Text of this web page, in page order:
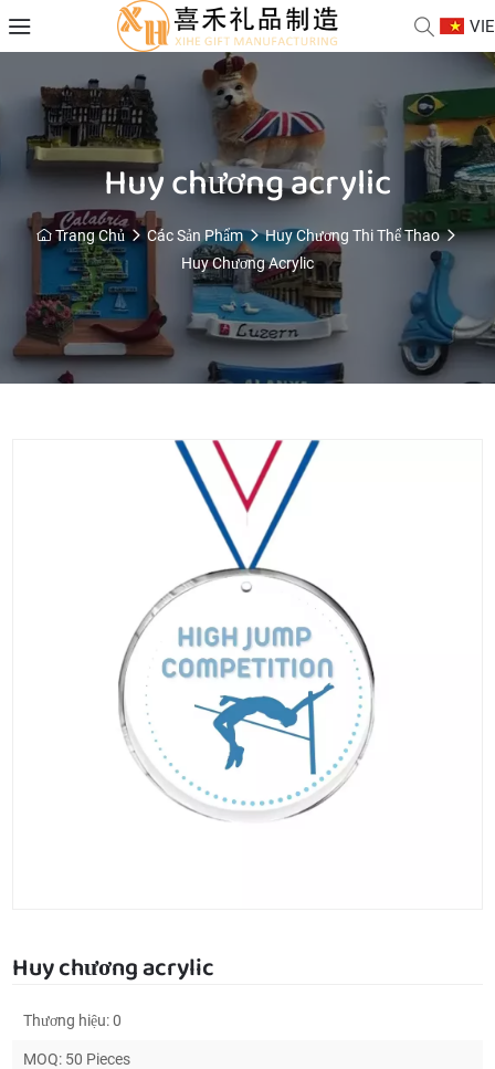
VIE
Huy chương acrylic
Trang Chủ Các Sản Phẩm
Huy Chương Thi Thể Thao
Huy Chương Acrylic
Huy chương acrylic
Thương hiệu: 0
MOQ: 50 Pieces